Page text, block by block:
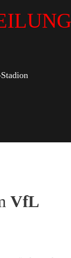
VfL